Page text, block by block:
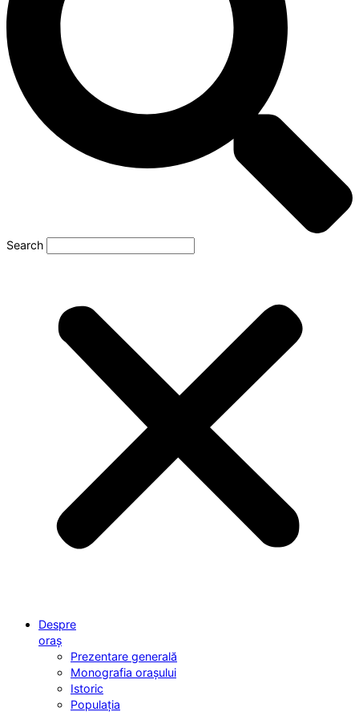
Search
Despre
oraș
Prezentare generală
Monografia orașului
Istoric
Populația